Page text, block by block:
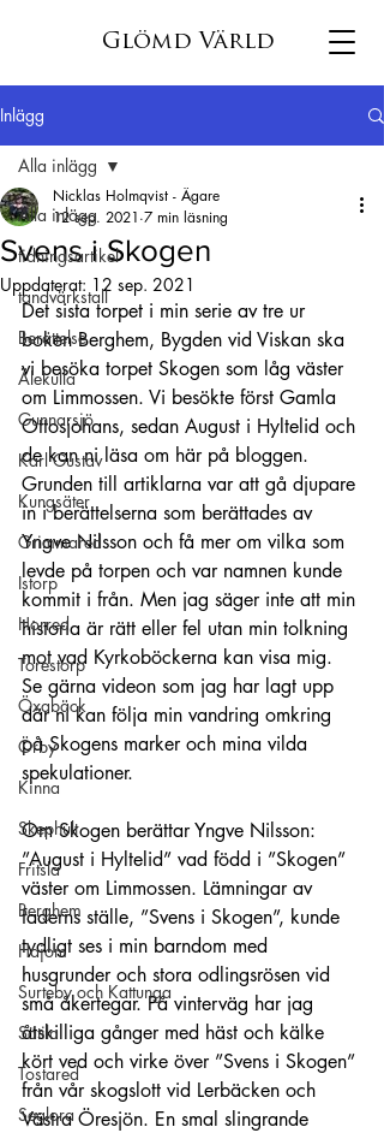
Glömd Värld
Inlägg
Alla inlägg
tidningsartikel
tandvärkstall
Berättelse
Älekulla
Gunnarsjö
Karl Gustav
Kungsäter
Grimmared
Istorp
Horred
Torestorp
Öxabäck
Örby
Kinna
Skephult
Fritsla
Berghem
Hajom
Surteby och Kattunga
Sätila
Tostared
Seglora
Alla inlägg
Svens i Skogen
Nicklas Holmqvist - Ägare
12 sep. 2021 7 min läsning
Uppdaterat: 12 sep. 2021
Det sista torpet i min serie av tre ur
boken Berghem, Bygden vid Viskan ska
vi besöka torpet Skogen som låg väster
om Limmossen. Vi besökte först Gamla
Ottosjohans, sedan August i Hyltelid och
de kan ni läsa om här på bloggen.
Grunden till artiklarna var att gå djupare
in i berättelserna som berättades av
Yngve Nilsson och få mer om vilka som
levde på torpen och var namnen kunde
kommit i från. Men jag säger inte att min
historia är rätt eller fel utan min tolkning
mot vad Kyrkoböckerna kan visa mig.
Se gärna videon som jag har lagt upp
där ni kan följa min vandring omkring
på Skogens marker och mina vilda
spekulationer.
Om Skogen berättar Yngve Nilsson:
”August i Hyltelid” vad född i ”Skogen”
väster om Limmossen. Lämningar av
faderns ställe, ”Svens i Skogen”, kunde
tydligt ses i min barndom med
husgrunder och stora odlingsrösen vid
små åkertegar. På vinterväg har jag
åtskilliga gånger med häst och kälke
kört ved och virke över ”Svens i Skogen”
från vår skogslott vid Lerbäcken och
Västra Öresjön. En smal slingrande